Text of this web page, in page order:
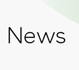
News